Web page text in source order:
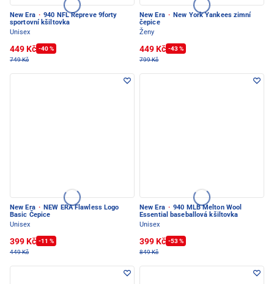
New Era · 940 NFL Repreve 9forty
sportovní kšiltovka
Unisex
449 Kč -40 %
749 Kč
New Era · New York Yankees zimní
čepice
Ženy
449 Kč -43 %
799 Kč
New Era · NEW ERA Flawless Logo
Basic Čepice
Unisex
399 Kč -11 %
449 Kč
New Era · 940 MLB Melton Wool
Essential baseballová kšiltovka
Unisex
399 Kč -53 %
849 Kč